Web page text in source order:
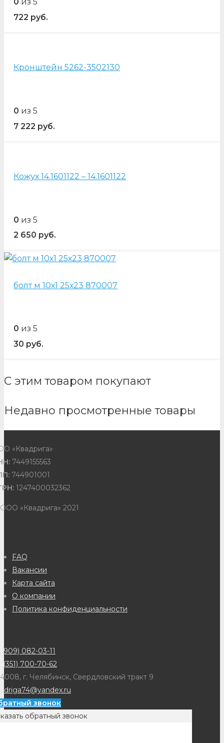
722 руб.
Кронштейн 5262-3502130
0 из 5
7 222 руб.
Кожух 14.1601122 – 14.1601122
0 из 5
2 650 руб.
болт м 10х1 25х23 870007
0 из 5
30 руб.
С этим товаром покупают
Недавно просмотренные товары
«Квадрига»
7449155563
744901001
1247400032362
«Квадрига» 2021
FAQ
Вакансии
Карта сайта
О компании
Политика конфиденциальности
082-03-11
(351) 700-70-62
г. Челябинск, Свердловский тракт 9
звонок
обратный звонок